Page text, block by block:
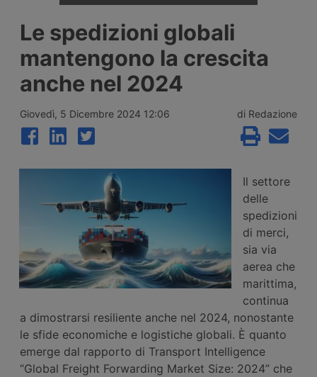
attività europee dopo l’uscita di tre dirigenti
senior, mentre Londra e Anversa registrano
volumi record e il gruppo prosegue gli
investimenti tra Svizzera, Golfo, Siria e
Regno Unito.
Le spedizioni globali
mantengono la crescita
anche nel 2024
Giovedì, 5 Dicembre 2024 12:06 di Redazione
Il settore
delle
spedizioni
di merci,
sia via
aerea che
marittima,
continua
a dimostrarsi resiliente anche nel 2024, nonostante
le sfide economiche e logistiche globali. È quanto
emerge dal rapporto di Transport Intelligence
“Global Freight Forwarding Market Size: 2024” che